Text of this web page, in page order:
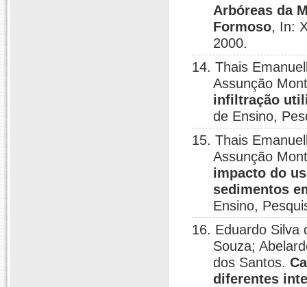
Arbóreas da
Formoso, In:
2000.
14. Thais
Assunção
infiltração
de Ensino,
15. Thais
Assunção
impacto do
sedimentos
Ensino,
16. Eduardo Silva
Souza;
dos Santos.
diferentes